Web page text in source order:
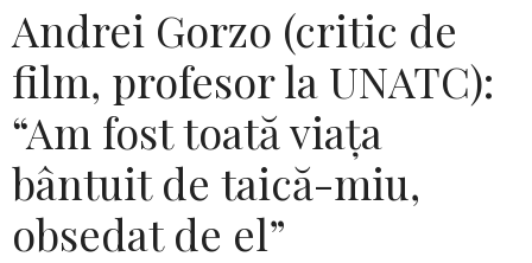
Andrei Gorzo (critic de
film, profesor la UNATC):
“Am fost toată viața
bântuit de taică-miu,
obsedat de el”